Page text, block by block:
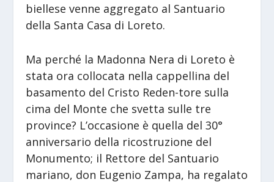
biellese venne aggregato al Santuario
della Santa Casa di Loreto.
Ma perché la Madonna Nera di Loreto è
stata ora collocata nella cappellina del
basamento del Cristo Reden-tore sulla
cima del Monte che svetta sulle tre
province? L’occasione è quella del 30°
anniversario della ricostruzione del
Monumento; il Rettore del Santuario
mariano, don Eugenio Zampa, ha regalato